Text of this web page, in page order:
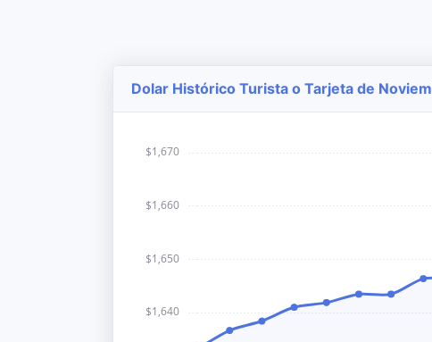
Dolar Histórico Turista o Tarjeta de